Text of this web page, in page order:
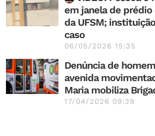
em janela de
da UFSM;
caso
06/05/2026 15:35
Denúncia de
avenida
Maria mobiliza
17/04/2026 09:39